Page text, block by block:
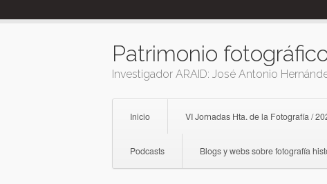
to
Patrimonio
Investigador ARAID: José Antonio
Inicio VI Jornadas Hta. de la Fotografía /
Podcasts Blogs y webs sobre fotografía